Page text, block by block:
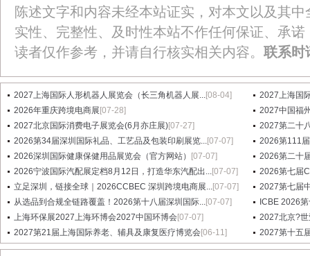
陈述文字和内容未经本站证实，对本文以及其
实性、完整性、及时性本站不作任何保证、承
读者仅作参考，并请自行核实相关内容。 联系时
2027上海国际人形机器人展览会（长三角机器人展...[08-04]
2027上海国
2026年重庆跨境电商展 [07-28]
2027中国福
2027北京国际消费电子展览会(6月亦庄展)[07-27]
2027第二十
2026第34届深圳国际礼品、工艺品及包装印刷展览...[07-07]
2026第111
2026深圳国际健康保健用品展览会（官方网站）
[07-07]
2026第二十
2026宁波国际汽配展定档8月12日，打造华东汽配出...[07-07]
2026第七届
立足深圳，链接全球｜2026CCBEC 深圳跨境电商展...[07-07]
2027第七届
从选品到合规全链路覆盖！2026第十八届深圳国际...[07-07]
ICBE 2026
上海环保展2027上海环博会2027中国环博会[07-07]
2027北京?世
2027第21届上海国际养老、辅具及康复医疗博览会[06-11] 2027第十五